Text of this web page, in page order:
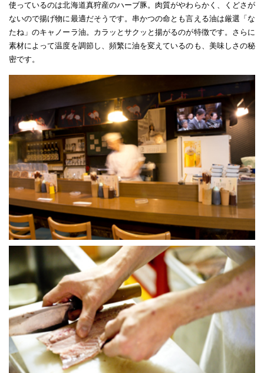
使っているのは北海道真狩産のハーブ豚。肉質がやわらかく、くどさが
ないので揚げ物に最適だそうです。串かつの命とも言える油は厳選「な
たね」のキャノーラ油。カラッとサクッと揚がるのが特徴です。さらに
素材によって温度を調節し、頻繁に油を変えているのも、美味しさの秘
密です。